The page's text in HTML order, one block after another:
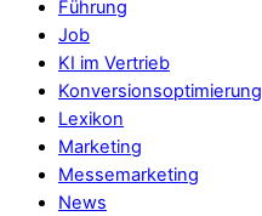
Führung
Job
KI im Vertrieb
Konversionsoptimierung
Lexikon
Marketing
Messemarketing
News